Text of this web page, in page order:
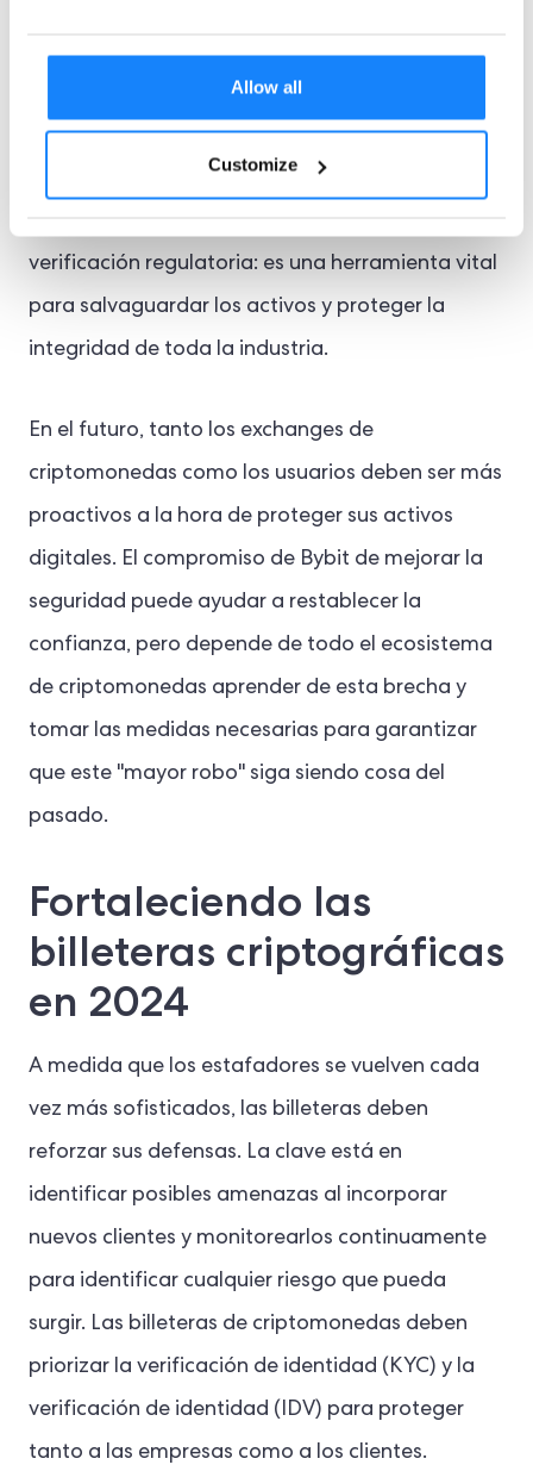
Allow all
Customize
cantidad de fondos robados en 2024, está claro
que no podemos permitirnos tomar estas
amenazas a la ligera. La verificación de
verificación regulatoria: es una herramienta vital
para salvaguardar los activos y proteger la
integridad de toda la industria.
En el futuro, tanto los exchanges de
criptomonedas como los usuarios deben ser más
proactivos a la hora de proteger sus activos
digitales. El compromiso de Bybit de mejorar la
seguridad puede ayudar a restablecer la
confianza, pero depende de todo el ecosistema
de criptomonedas aprender de esta brecha y
tomar las medidas necesarias para garantizar
que este "mayor robo" siga siendo cosa del
pasado.
Fortaleciendo las
billeteras criptográficas
en 2024
A medida que los estafadores se vuelven cada
vez más sofisticados, las billeteras deben
reforzar sus defensas. La clave está en
identificar posibles amenazas al incorporar
nuevos clientes y monitorearlos continuamente
para identificar cualquier riesgo que pueda
surgir. Las billeteras de criptomonedas deben
priorizar la verificación de identidad (KYC) y la
verificación de identidad (IDV) para proteger
tanto a las empresas como a los clientes.